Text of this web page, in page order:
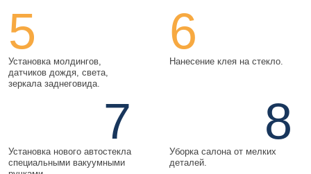
5
Установка молдингов,
датчиков дождя, света,
зеркала заднеговида.
6
Нанесение клея на стекло.
7
Установка нового автостекла
специальными вакуумными
8
Уборка салона от мелких
деталей.